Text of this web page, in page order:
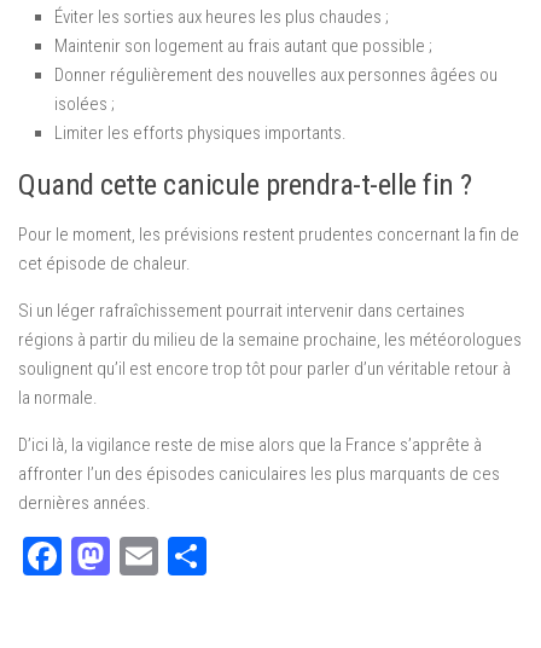
Éviter les sorties aux heures les plus chaudes ;
Maintenir son logement au frais autant que possible ;
Donner régulièrement des nouvelles aux personnes âgées ou
isolées ;
Limiter les efforts physiques importants.
Quand cette canicule prendra-t-elle fin ?
Pour le moment, les prévisions restent prudentes concernant la fin de
cet épisode de chaleur.
Si un léger rafraîchissement pourrait intervenir dans certaines
régions à partir du milieu de la semaine prochaine, les météorologues
soulignent qu’il est encore trop tôt pour parler d’un véritable retour à
la normale.
D’ici là, la vigilance reste de mise alors que la France s’apprête à
affronter l’un des épisodes caniculaires les plus marquants de ces
dernières années.
Facebook
Mastodon
Email